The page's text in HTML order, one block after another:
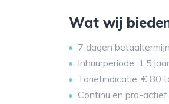
Wat wij
7 dagen betaaltermijn
Inhuurperiode: 1,5 jaar
Tariefindicatie: € 80
Continu en pro-